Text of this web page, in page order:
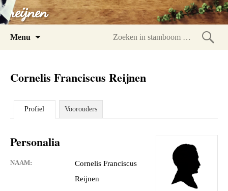
reijnen
Menu
Cornelis Franciscus Reijnen
Profiel Voorouders
Personalia
NAAM:
Cornelis Franciscus
Reijnen